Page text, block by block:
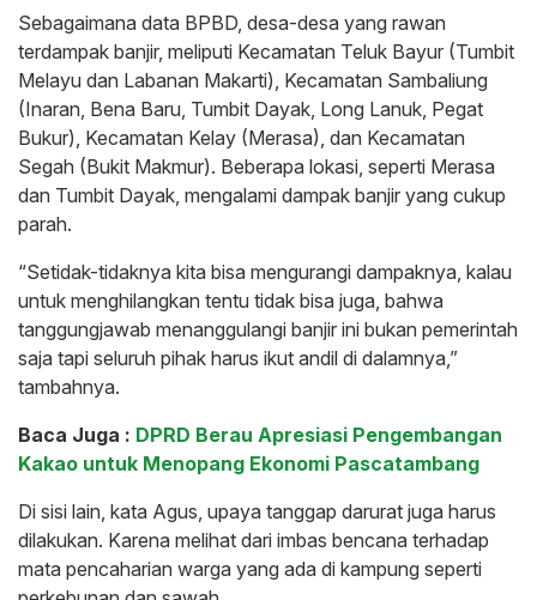
Sebagaimana data BPBD, desa-desa yang rawan
terdampak banjir, meliputi Kecamatan Teluk Bayur (Tumbit
Melayu dan Labanan Makarti), Kecamatan Sambaliung
(Inaran, Bena Baru, Tumbit Dayak, Long Lanuk, Pegat
Bukur), Kecamatan Kelay (Merasa), dan Kecamatan
Segah (Bukit Makmur). Beberapa lokasi, seperti Merasa
dan Tumbit Dayak, mengalami dampak banjir yang cukup
parah.
“Setidak-tidaknya kita bisa mengurangi dampaknya, kalau
untuk menghilangkan tentu tidak bisa juga, bahwa
tanggungjawab menanggulangi banjir ini bukan pemerintah
saja tapi seluruh pihak harus ikut andil di dalamnya,”
tambahnya.
Baca Juga : DPRD Berau Apresiasi Pengembangan
Kakao untuk Menopang Ekonomi Pascatambang
Di sisi lain, kata Agus, upaya tanggap darurat juga harus
dilakukan. Karena melihat dari imbas bencana terhadap
mata pencaharian warga yang ada di kampung seperti